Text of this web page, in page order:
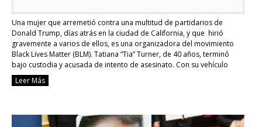
Una mujer que arremetió contra una multitud de partidarios de
Donald Trump, días atrás en la ciudad de California, y que hirió
gravemente a varios de ellos, es una organizadora del movimiento
Black Lives Matter (BLM). Tatiana “Tia” Turner, de 40 años, terminó
bajo custodia y acusada de intento de asesinato. Con su vehículo
Sedán …Continue reading
a
Leer Más